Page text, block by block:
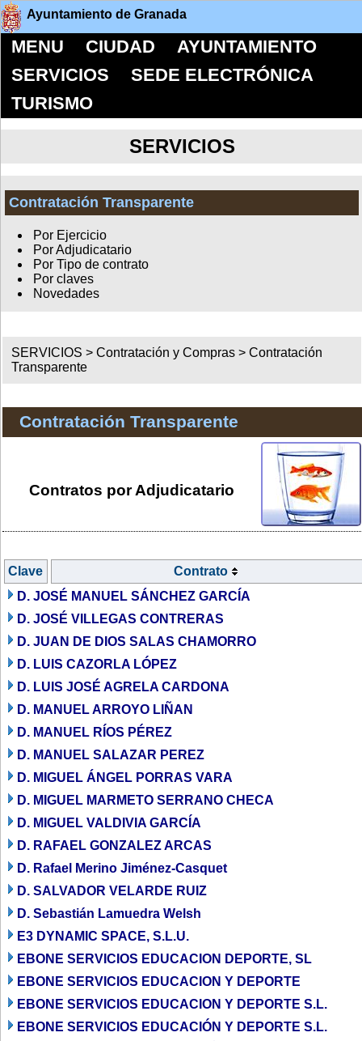
Ayuntamiento de Granada
MENU CIUDAD
AYUNTAMIENTO
SERVICIOS
SEDE ELECTRÓNICA
TURISMO
SERVICIOS
Contratación Transparente
Por Ejercicio
Por Adjudicatario
Por Tipo de contrato
Por claves
Novedades
SERVICIOS >Contratación y Compras >Contratación
Transparente
Contratación Transparente
Contratos por Adjudicatario
Clave
Contrato
D. JOSÉ MANUEL SÁNCHEZ GARCÍA
D. JOSÉ VILLEGAS CONTRERAS
D. JUAN DE DIOS SALAS CHAMORRO
D. LUIS CAZORLA LÓPEZ
D. LUIS JOSÉ AGRELA CARDONA
D. MANUEL ARROYO LIÑAN
D. MANUEL RÍOS PÉREZ
D. MANUEL SALAZAR PEREZ
D. MIGUEL ÁNGEL PORRAS VARA
D. MIGUEL MARMETO SERRANO CHECA
D. MIGUEL VALDIVIA GARCÍA
D. RAFAEL GONZALEZ ARCAS
D. Rafael Merino Jiménez-Casquet
D. SALVADOR VELARDE RUIZ
D. Sebastián Lamuedra Welsh
E3 DYNAMIC SPACE, S.L.U.
EBONE SERVICIOS EDUCACION DEPORTE, SL
EBONE SERVICIOS EDUCACION Y DEPORTE
EBONE SERVICIOS EDUCACION Y DEPORTE S.L.
EBONE SERVICIOS EDUCACIÓN Y DEPORTE S.L.